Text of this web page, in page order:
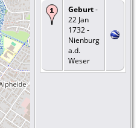
Geburt-
22 Jan
1732 -
Nienburg
a.d.
Weser